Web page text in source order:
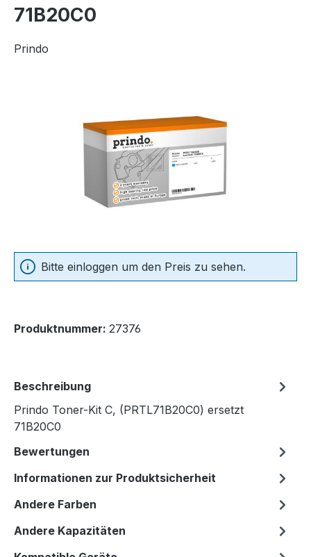
71B20C0
Prindo
Bitte einloggen um den Preis zu sehen.
Produktnummer: 27376
Beschreibung
Prindo Toner-Kit C, (PRTL71B20C0) ersetzt
71B20C0
Bewertungen
Informationen zur Produktsicherheit
Andere Farben
Andere Kapazitäten